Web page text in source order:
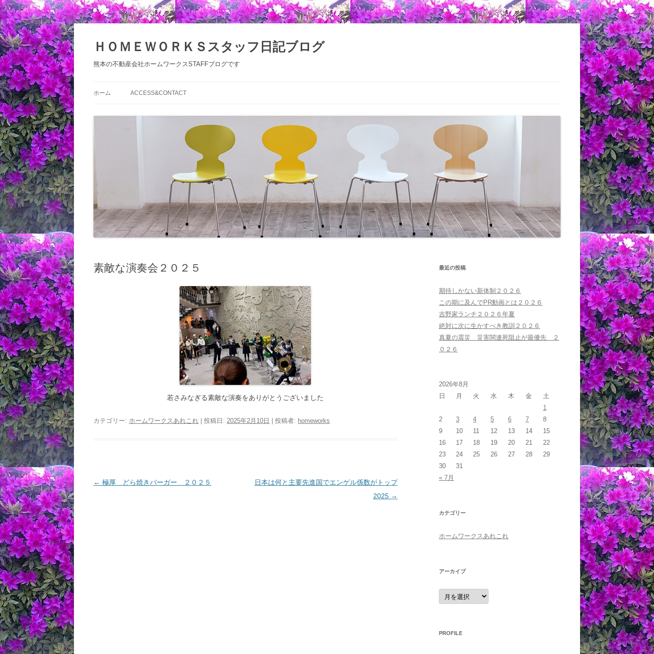
ン
ツ
へ
ス
ＨＯＭＥＷＯＲＫＳスタッフ日記ブログ
熊本の不動産会社ホームワークスSTAFFブログです
ホーム ACCESS&CONTACT
素敵な演奏会２０２５
若さみなぎる素敵な演奏をありがとうございました
カテゴリー: ホームワークスあれこれ | 投稿日: 2025年2月10日 投稿者: homeworks
投
← 極厚 どら焼きバーガー ２０２５
日本は何と主要先進国でエンゲル係数がトップ
2025 →
最近の投稿
期待しかない新体制２０２６
この期に及んでPR動画とは２０２６
吉野家ランチ２０２６年夏
絶対に次に生かすべき教訓２０２６
真夏の震災 災害関連死阻止が最優先 ２
０２６
2026年8月
日
月 火 水 木 金
土
1
2
3 4 5 6 7
8
9
10 11 12 13 14
15
16
17 18 19 20 21
22
23
24 25 26 27 28
29
30
31
« 7月
カテゴリー
ホームワークスあれこれ
アーカイブ
ア
ー
カ
PROFILE